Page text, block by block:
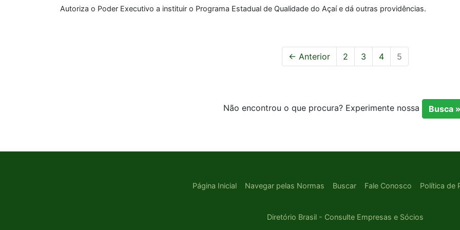
Autoriza o Poder Executivo a instituir o Programa Estadual de Qualidade do Açaí e dá outras providências.
← Anterior 2 3 4 5
Não encontrou o que procura? Experimente nossa Busca »
Página Inicial Navegar pelas Normas Buscar Fale Conosco Política de
Diretório Brasil - Consulte Empresas e Sócios